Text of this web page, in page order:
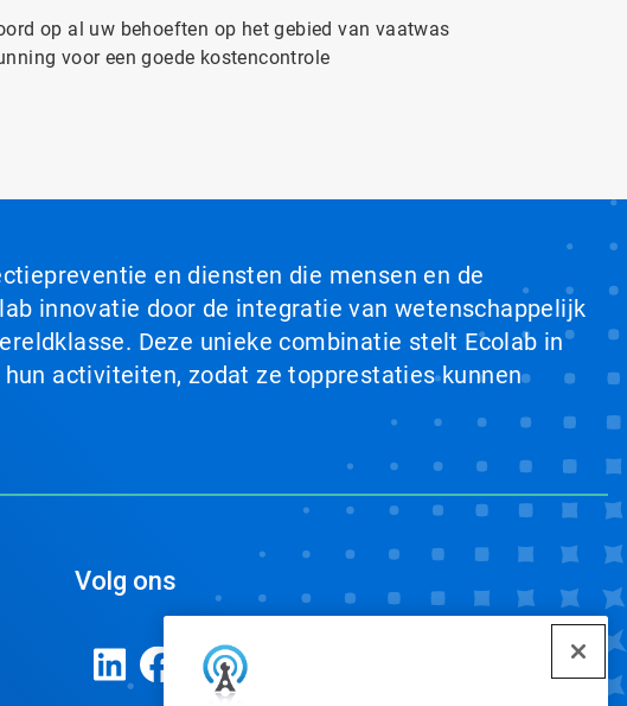
op al uw behoeften op het gebied van vaatwas
voor een goede kostencontrole
en diensten die mensen en de
innovatie door de integratie van wetenschappelijk
Deze unieke combinatie stelt Ecolab in
activiteiten, zodat ze topprestaties kunnen
Volg ons